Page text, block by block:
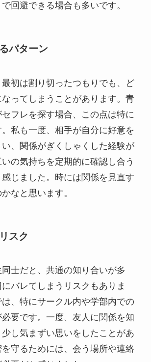
回避できる場合も多いです。
パターン
初は割り切ったつもりでも、ど
ってしまうことがあります。青
フレを探す場合、この点は特に
私も一度、相手が自分に好意を
、関係がぎくしゃくした経験が
の気持ちを定期的に確認し合う
じました。時には関係を見直す
なと思います。
スク
士だと、共通の知り合いが多
バレてしまうリスクもありま
、特にサークル内や学部内での
要です。一度、友人に関係を知
し気まずい思いをしたことがあ
を守るためには、会う場所や連絡